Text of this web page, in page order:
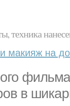
техника
макияж на
в